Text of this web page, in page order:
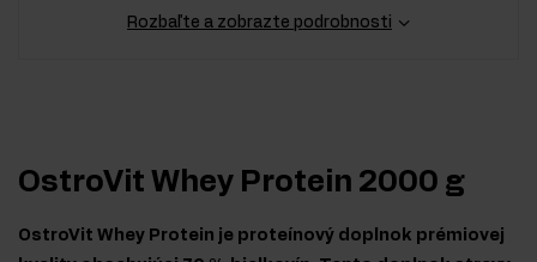
Rozbaľte a zobrazte podrobnosti
OstroVit Whey Protein 2000 g
OstroVit Whey Protein je proteínový doplnok prémiovej